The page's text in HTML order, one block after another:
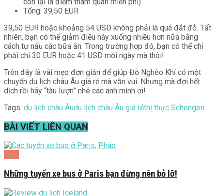
Tổng: 39,50 EUR
39,50 EUR hoặc khoảng 54 USD không phải là quá đắt đỏ. Tất
nhiên, bạn có thể giảm điều này xuống nhiều hơn nữa bằng
cách tự nấu các bữa ăn. Trong trường hợp đó, bạn có thể chỉ
phải chi 30 EUR hoặc 41 USD mỗi ngày mà thôi!
Trên đây là vài mẹo đơn giản để giúp Đỗ Nghèo Khỉ có một
chuyến du lịch châu Âu giá rẻ mà vẫn vui. Nhưng mà đợi hết
dịch rồi hãy “tàu lượn” nhé các anh mình ơi!
Tags: du lịch châu Âudu lịch châu Âu giá rẻthị thực Schengen
BÀI VIẾT LIÊN QUAN
Tips
Những tuyến xe bus ở Paris bạn đừng nên bỏ lỡ!